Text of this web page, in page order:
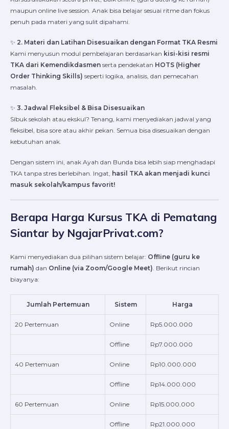
maupun online live session. Anak bisa belajar sesuai ritme dan fokus
penuh pada materi yang sulit dipahami.
✨ 2. Materi dan Latihan Disesuaikan dengan Format TKA Resmi
Kami menyusun modul pembelajaran berdasarkan kisi-kisi resmi
TKA dari Kemendikdasmen serta pendekatan HOTS (Higher
Order Thinking Skills) seperti logika, analisis, dan pemecahan
masalah.
✨ 3. Jadwal Fleksibel & Bisa Disesuaikan
Sibuk sekolah atau ekskul? Tenang, kami menyediakan jadwal yang
fleksibel, bisa sore atau akhir pekan. Semua bisa disesuaikan dengan
kebutuhan anak.
Dengan sistem ini, anak Ayah dan Bunda bisa lebih siap menghadapi
TKA tanpa stres berlebihan. Ingat, hasil TKA akan menjadi kunci
masuk sekolah/kampus favorit!
Berapa Harga Kursus TKA di Pematang
Siantar by NgajarPrivat.com?
Kami menyediakan dua pilihan sistem belajar: Offline (guru ke
rumah) dan Online (via Zoom/Google Meet) . Berikut rincian
biayanya:
Jumlah Pertemuan Sistem Harga
20 Pertemuan Online Rp5.000.000
Offline Rp7.000.000
40 Pertemuan Online Rp10.000.000
Offline Rp14.000.000
60 Pertemuan Online Rp15.000.000
Offline Rp21.000.000